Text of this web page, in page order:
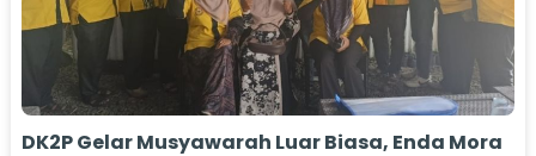
DK2P Gelar Musyawarah Luar Biasa, Enda Mora